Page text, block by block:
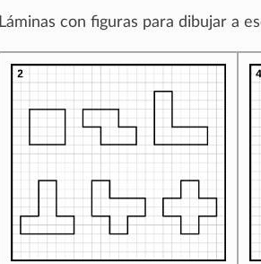
Láminas con figuras para dibujar a